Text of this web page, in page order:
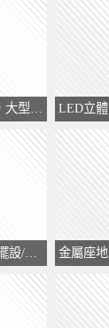
LED立體字，座地立體字，大型立體字，立體字製作，金屬立體字
立體字發光字/立體字製作擺設/大型立體字/座地立體字/訂製立體字